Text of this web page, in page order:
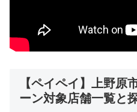
【ペイペイ】上野原
ーン対象店舗一覧と